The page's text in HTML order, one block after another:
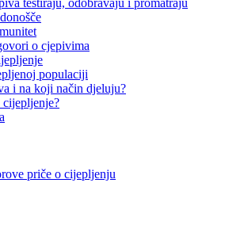
testiraju, odobravaju i promatraju
o cjepivima
populaciji
i na koji način djeluju?
cijepljenje?
priče o cijepljenju